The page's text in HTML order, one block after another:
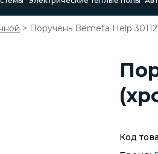
> Поручень Bemeta Help
Код